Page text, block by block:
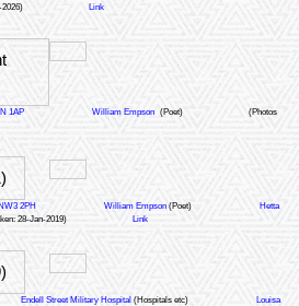
2026) Link
1AP William Empson (Poet)
(Photos
2PH William Empson (Poet)
Hetta
28-Jan-2019) Link
Endell Street Military Hospital (Hospitals etc)
Louisa